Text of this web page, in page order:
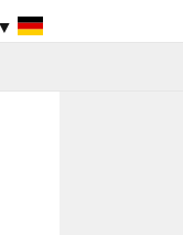
▼